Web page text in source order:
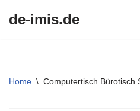
de-imis.de
Home \ Computertisch Bürotisch